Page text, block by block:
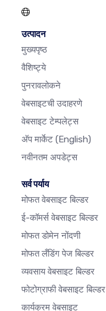
उत्पादन
मुख्यपृष्ठ
वैशिष्ट्ये
पुनरावलोकने
वेबसाइटची उदाहरणे
वेबसाइट टेम्पलेट्स
अ‍ॅप मार्केट (English)
नवीनतम अपडेट्स
सर्व पर्याय
मोफत वेबसाइट बिल्डर
ई-कॉमर्स वेबसाइट बिल्डर
मोफत डोमेन नोंदणी
मोफत लँडिंग पेज बिल्डर
व्यवसाय वेबसाइट बिल्डर
फोटोग्राफी वेबसाइट बिल्डर
कार्यक्रम वेबसाइट